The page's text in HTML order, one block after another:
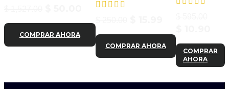
COMPRAR AHORA
COMPRAR AHORA
COMPRAR
AHORA